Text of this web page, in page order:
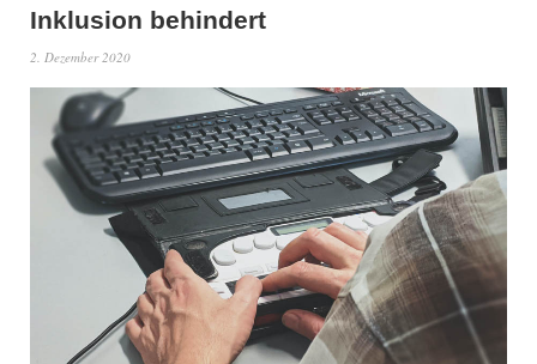
Inklusion behindert
2. Dezember 2020